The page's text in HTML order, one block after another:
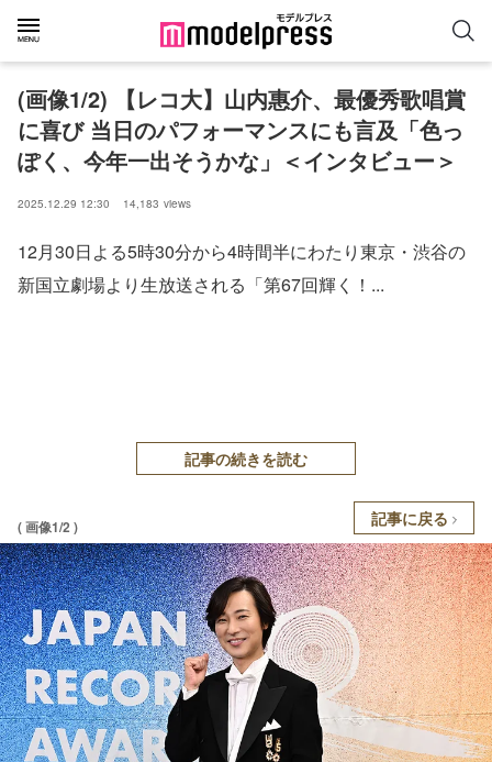
(画像1/2) 【レコ大】山内惠介、最優秀歌唱賞
に喜び 当日のパフォーマンスにも言及「色っ
ぽく、今年一出そうかな」＜インタビュー＞
2025.12.29 12:30 14,183 views
12月30日よる5時30分から4時間半にわたり東京・渋谷の
新国立劇場より生放送される「第67回輝く！...
記事の続きを読む
( 画像1/2 ) 記事に戻る